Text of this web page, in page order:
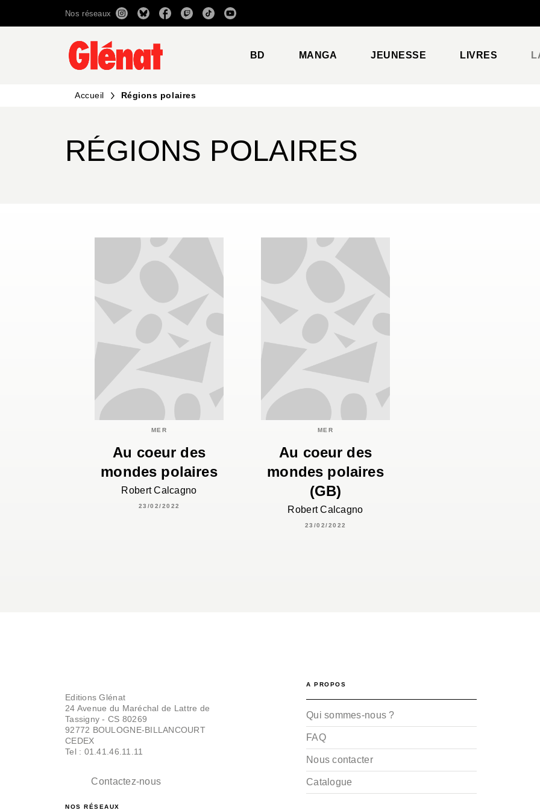
RECHERCHE CONTENU
Nos réseaux
BD MANGA JEUNESSE LIVRES
Accueil Régions polaires
RÉGIONS POLAIRES
MER
Au coeur des
mondes polaires
Robert Calcagno
23/02/2022
MER
Au coeur des
mondes polaires
(GB)
Robert Calcagno
23/02/2022
Editions Glénat
24 Avenue du Maréchal de Lattre de
Tassigny - CS 80269
92772 BOULOGNE-BILLANCOURT
CEDEX
Tel : 01.41.46.11.11
Contactez-nous
NOS RÉSEAUX
A PROPOS
Qui sommes-nous ?
FAQ
Nous contacter
Catalogue